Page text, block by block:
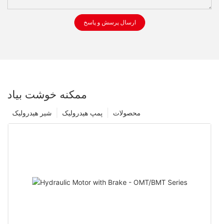
ارسال پرسش و پاسخ
ممکنه خوشت بیاد
محصولات پمپ هیدرولیک شیر هیدرولیک